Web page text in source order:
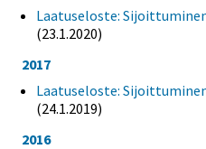
Laatuseloste:
(23.1.2020)
2017
Laatuseloste:
(24.1.2019)
2016